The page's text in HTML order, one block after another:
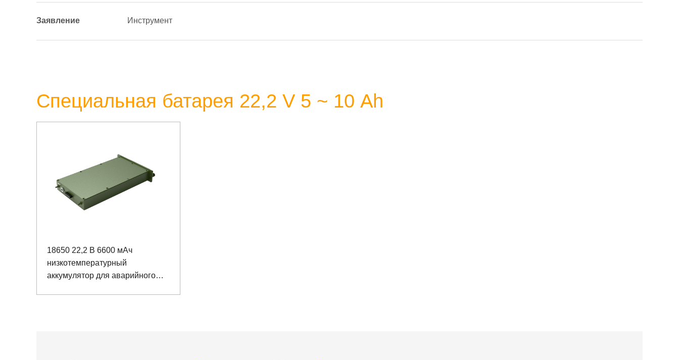
Заявление Инструмент
Специальная батарея 22,2 V 5 ~ 10 Аh
18650 22,2 В 6600 мАч
низкотемпературный
аккумулятор для аварийного